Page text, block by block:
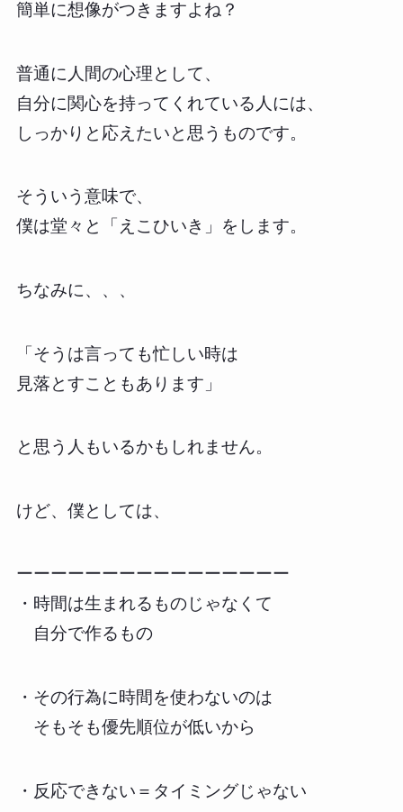
簡単に想像がつきますよね？
普通に人間の心理として、
自分に関心を持ってくれている人には、
しっかりと応えたいと思うものです。
そういう意味で、
僕は堂々と「えこひいき」をします。
ちなみに、、、
「そうは言っても忙しい時は
見落とすこともあります」
と思う人もいるかもしれません。
けど、僕としては、
ーーーーーーーーーーーーーーーー
・時間は生まれるものじゃなくて
自分で作るもの
・その行為に時間を使わないのは
そもそも優先順位が低いから
・反応できない＝タイミングじゃない